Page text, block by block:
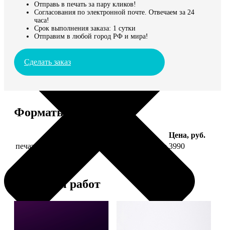
Отправь в печать за пару кликов!
Согласования по электронной почте. Отвечаем за 24
часа!
Срок выполнения заказа: 1 сутки
Отправим в любой город РФ и мира!
Сделать заказ
Форматы и цены
Цена, руб.
печать фото на холсте 30х90 на подрамнике 3990
Примеры работ